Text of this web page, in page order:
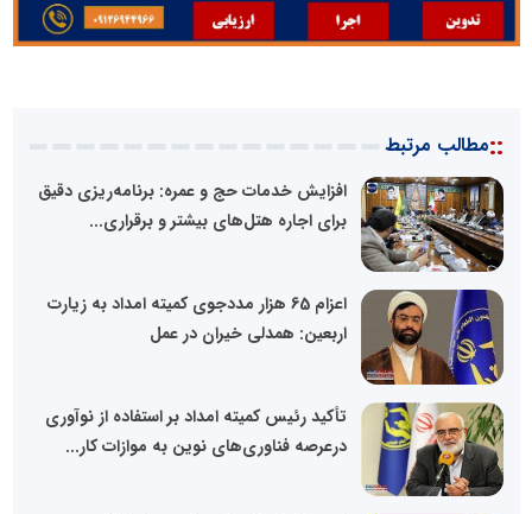
::مطالب مرتبط
افزایش خدمات حج و عمره: برنامه‌ریزی دقیق
برای اجاره هتل‌های بیشتر و برقراری...
اعزام 65 هزار مددجوی کمیته امداد به زیارت
اربعین: همدلی خیران در عمل
تأکید رئیس کمیته امداد بر استفاده از نوآوری
درعرصه فناوری‌های نوین به موازات کار...